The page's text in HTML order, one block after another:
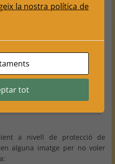
impidiendo que veas
hayas desactivado la
ajustes
a nivell de protecció de
alguna imatge per no voler
la nostra política de
tot